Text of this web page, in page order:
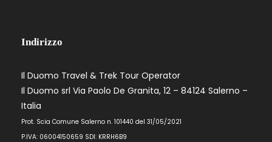
Indirizzo
Il Duomo Travel & Trek Tour Operator
Il Duomo srl Via Paolo De Granita, 12 – 84124 Salerno –
Italia
Prot. Scia Comune Salerno n. 101440 del 31/05/2021
P.IVA: 06004150659 SDI: KRRH6B9